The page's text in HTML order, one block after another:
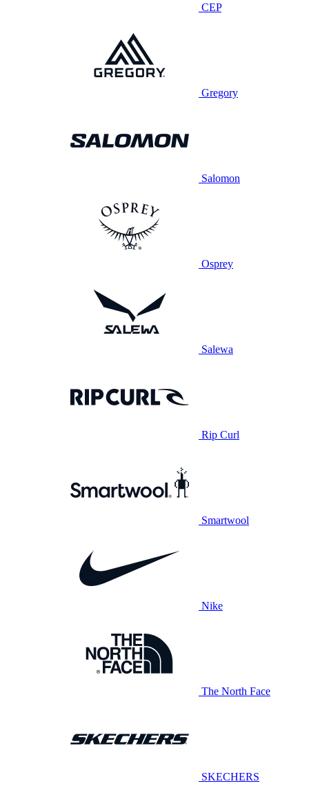
CEP
Gregory
Salomon
Osprey
Salewa
Rip Curl
Smartwool
Nike
The North Face
SKECHERS